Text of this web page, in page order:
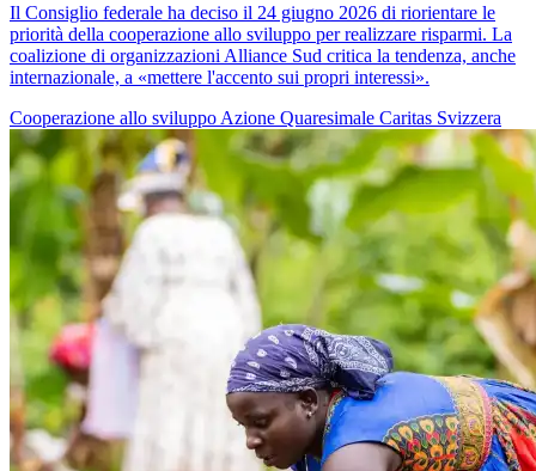
Il Consiglio federale ha deciso il 24 giugno 2026 di riorientare le
priorità della cooperazione allo sviluppo per realizzare risparmi. La
coalizione di organizzazioni Alliance Sud critica la tendenza, anche
internazionale, a «mettere l'accento sui propri interessi».
Cooperazione allo sviluppo Azione Quaresimale Caritas Svizzera